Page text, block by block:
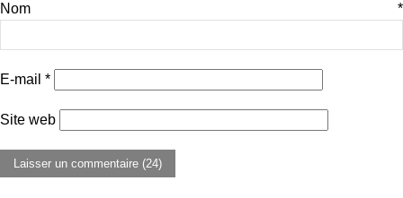
Nom *
E-mail *
Site web